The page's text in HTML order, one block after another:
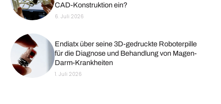
CAD-Konstruktion ein?
6. Juli 2026
Endiatx über seine 3D-gedruckte Roboterpille
für die Diagnose und Behandlung von Magen-
Darm-Krankheiten
1. Juli 2026